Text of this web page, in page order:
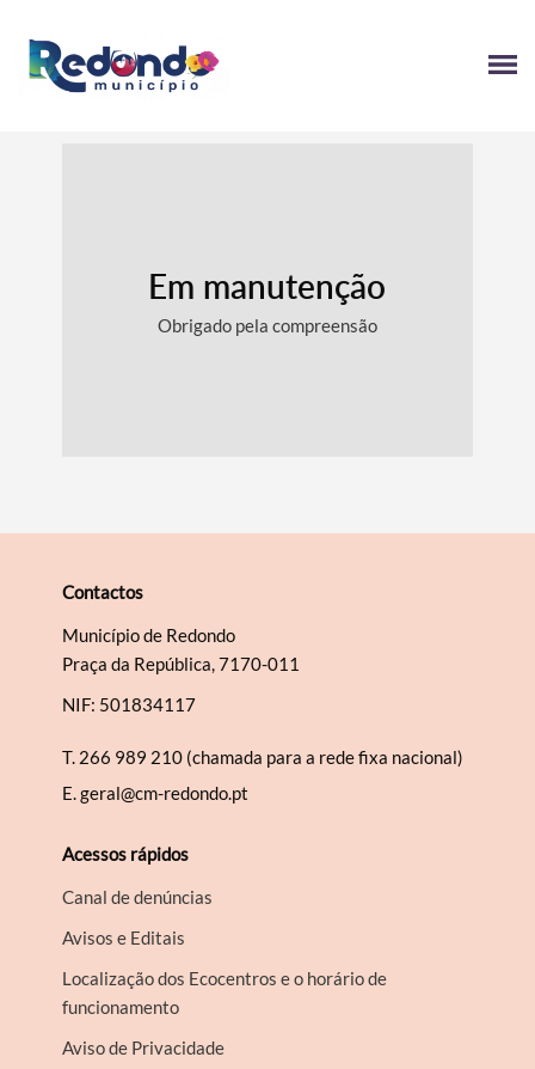
Termo de Pesquisa
Categorias gerais
Filtros
Em manutenção
Obrigado pela compreensão
Contactos
Município de Redondo
Praça da República, 7170-011
NIF: 501834117
T. 266 989 210 (chamada para a rede fixa nacional)
E.geral@cm-redondo.pt
Acessos rápidos
Canal de denúncias
Avisos e Editais
Localização dos Ecocentros e o horário de
funcionamento
Aviso de Privacidade